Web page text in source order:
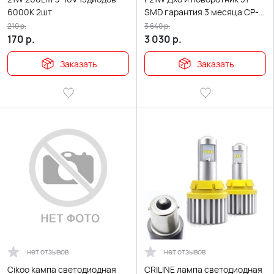
6000K 2шт
170 р.
210р.
Заказать
SMD гарантия 3 месяца CP-
3030 new
3 030 р.
3 640р.
Заказать
нет отзывов
Cikoo kампа светодиодная
нет отзывов
CRILINE лампа светодиодная